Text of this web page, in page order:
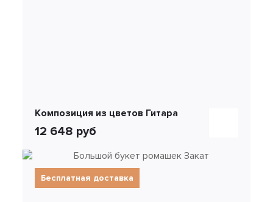
Композиция из цветов Гитара
12 648 руб
Бесплатная доставка